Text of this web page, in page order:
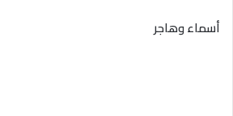
أسماء وهاجر